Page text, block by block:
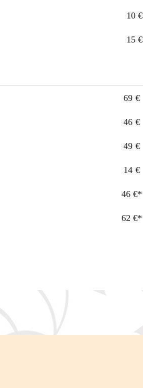
10 €
15 €
69 €
46 €
49 €
14 €
46 €*
62 €*